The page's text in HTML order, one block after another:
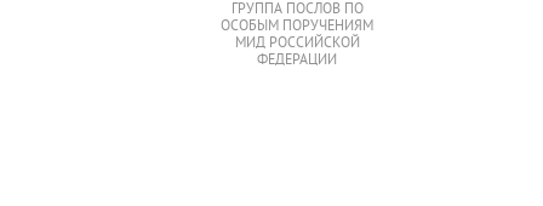
ГРУППА ПОСЛОВ ПО
ОСОБЫМ ПОРУЧЕНИЯМ
МИД РОССИЙСКОЙ
ФЕДЕРАЦИИ